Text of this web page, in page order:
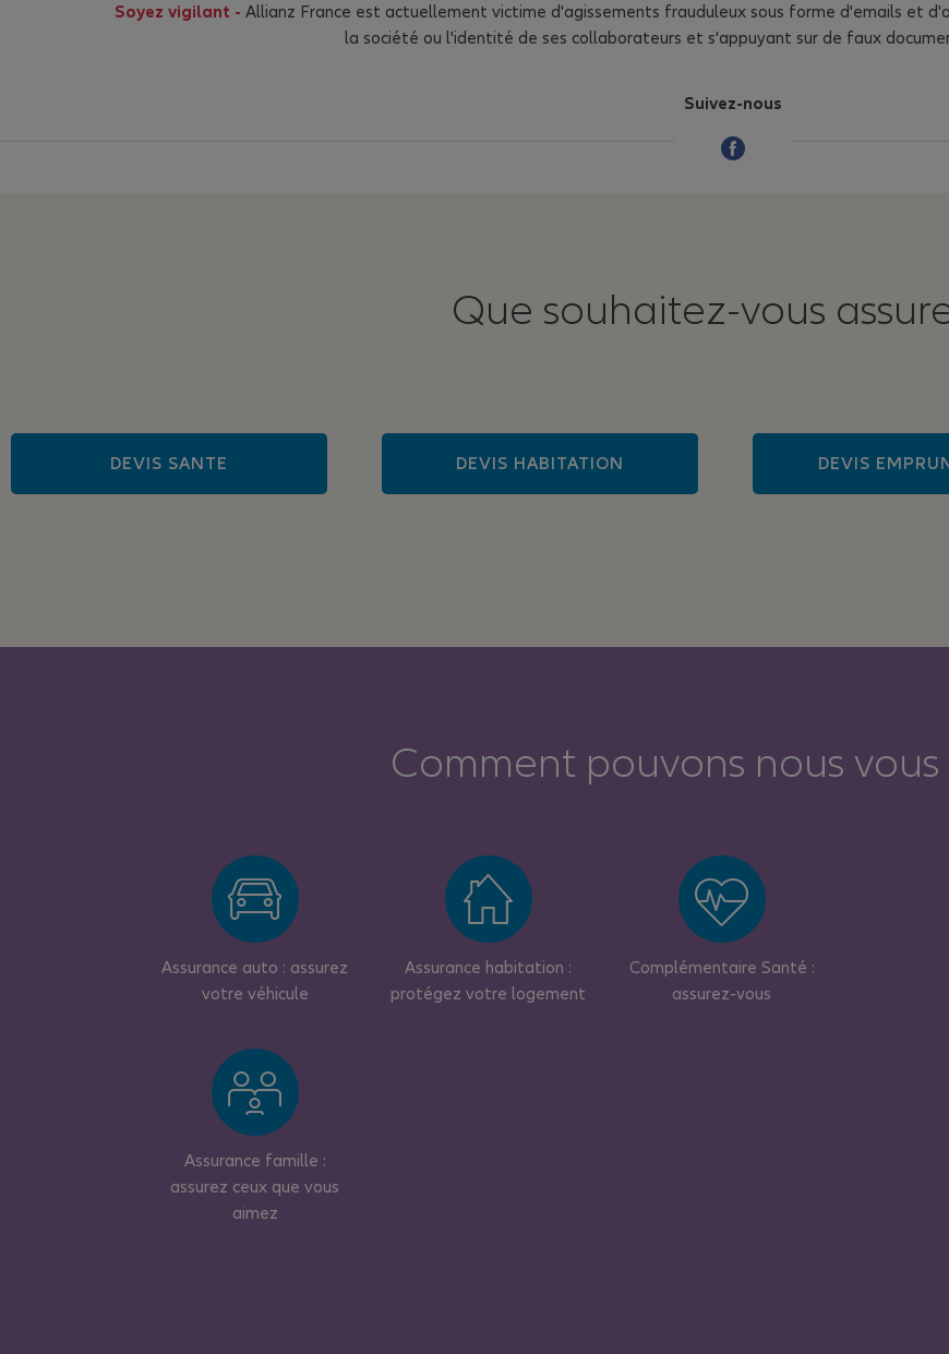
Soyez vigilant - Allianz France est actuellement victime d'agissements frauduleux sous forme d'emails et
la société ou l'identité de ses collaborateurs et s'appuyant sur de faux
Suivez-nous
Que souhaitez-vous
DEVIS SANTE DEVIS HABITATION DEVIS
Comment pouvons nous
Assurance auto : assurez
votre véhicule
Assurance habitation :
protégez votre logement
Complémentaire Santé :
assurez-vous
Assurance famille :
assurez ceux que vous
aimez